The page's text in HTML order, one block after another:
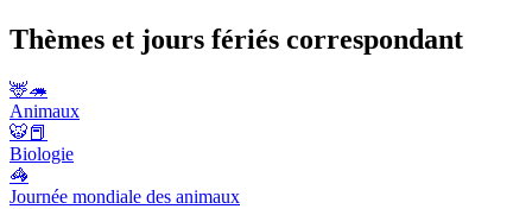
Thèmes et jours fériés correspondant
🦌🦔
Animaux
🐯📕
Biologie
🦓
Journée mondiale des animaux